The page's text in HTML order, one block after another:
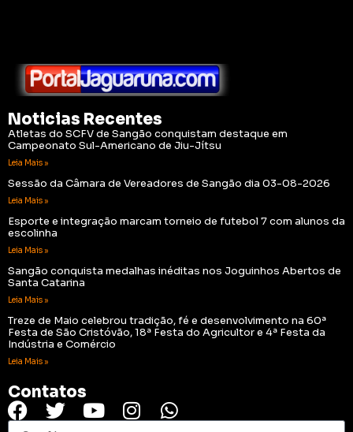
Noticias Recentes
Atletas do SCFV de Sangão conquistam destaque em
Campeonato Sul-Americano de Jiu-Jítsu
Leia Mais »
Sessão da Câmara de Vereadores de Sangão dia 03-08-2026
Leia Mais »
Esporte e integração marcam torneio de futebol 7 com alunos da
escolinha
Leia Mais »
Sangão conquista medalhas inéditas nos Joguinhos Abertos de
Santa Catarina
Leia Mais »
Treze de Maio celebrou tradição, fé e desenvolvimento na 60ª
Festa de São Cristóvão, 18ª Festa do Agricultor e 4ª Festa da
Indústria e Comércio
Leia Mais »
Contatos